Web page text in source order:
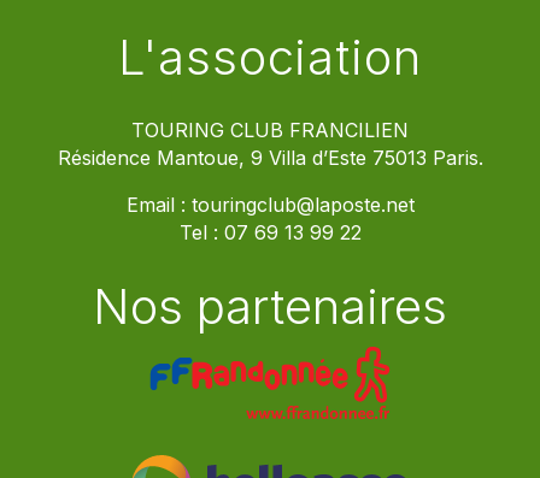
L'association
TOURING CLUB FRANCILIEN
Résidence Mantoue, 9 Villa d’Este 75013 Paris.
Email : touringclub@laposte.net
Tel : 07 69 13 99 22
Nos partenaires